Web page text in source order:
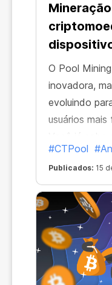
O Pool
inovadora,
evoluindo
usuários
recentemente
como um
dispositivos
aplicativo CT
#CTPool
Publicados: 15